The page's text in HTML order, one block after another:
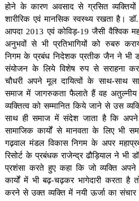
होने के कारण अवसाद से ग्रसित
शारीरिक एवं मानसिक स्वस्थ्य रखता है।
आपदा 2013 एवं कोविड़-19 जैसी वैश्विक
अनुभवों से भी प्रतिभागियों को रुबरु
निगम के प्रबंध निदेशक प्रतीक जैन ने भी
संयोजन के लिये विशेष रुप से सराहना
चौधरी अपने मूल दायित्वों के साथ-साथ
समाज में जागरुकता फैलाते हैं वह
व्यक्तित्व को सम्मानित किये जाने से उस
साथ ही समाज में संदेश जाता है कि अपने
सामाजिक कार्यों से मानवता के लिए भी
गढ़वाल मंडल विकास निगम के अपर
रिसोर्ट के प्रबंधक राजेन्द्र ढौड़ियाल ने भी
प्रशंसा करते हुए कहा कि जो व्यक्ति अपने
कार्यों में भी बढ़-चढ़कर भागेदारी करता है
करने से उक्त व्यक्ति में नयी ऊर्जा का संचार